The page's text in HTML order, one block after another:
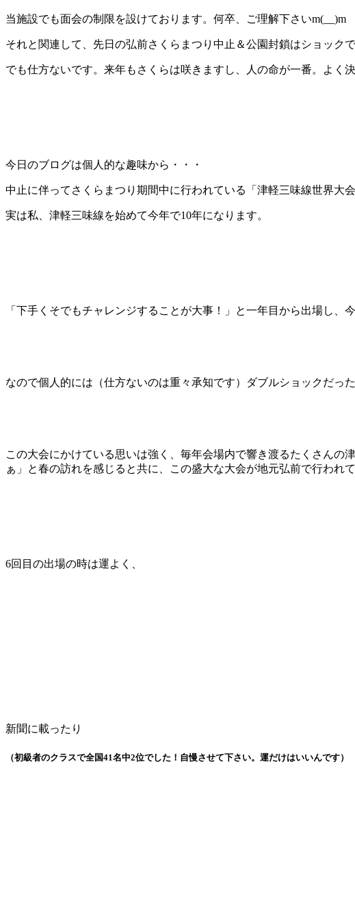
当施設でも面会の制限を設けております。何卒、ご理解下さいm(__)m
それと関連して、先日の弘前さくらまつり中止＆公園封鎖はショックで
でも仕方ないです。来年もさくらは咲きますし、人の命が一番。よく
今日のブログは個人的な趣味から・・・
中止に伴ってさくらまつり期間中に行われている「津軽三味線世界大
実は私、津軽三味線を始めて今年で10年になります。
「下手くそでもチャレンジすることが大事！」と一年目から出場し、
なので個人的には（仕方ないのは重々承知です）ダブルショックだった
この大会にかけている思いは強く、毎年会場内で響き渡るたくさん
ぁ」と春の訪れを感じると共に、この盛大な大会が地元弘前で行われ
6回目の出場の時は運よく、
新聞に載ったり
（初級者のクラスで全国41名中2位でした！自慢させて下さい。運だけはいいんです）